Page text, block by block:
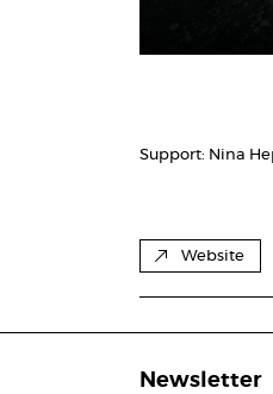
Support: Nina
Website
Newsletter